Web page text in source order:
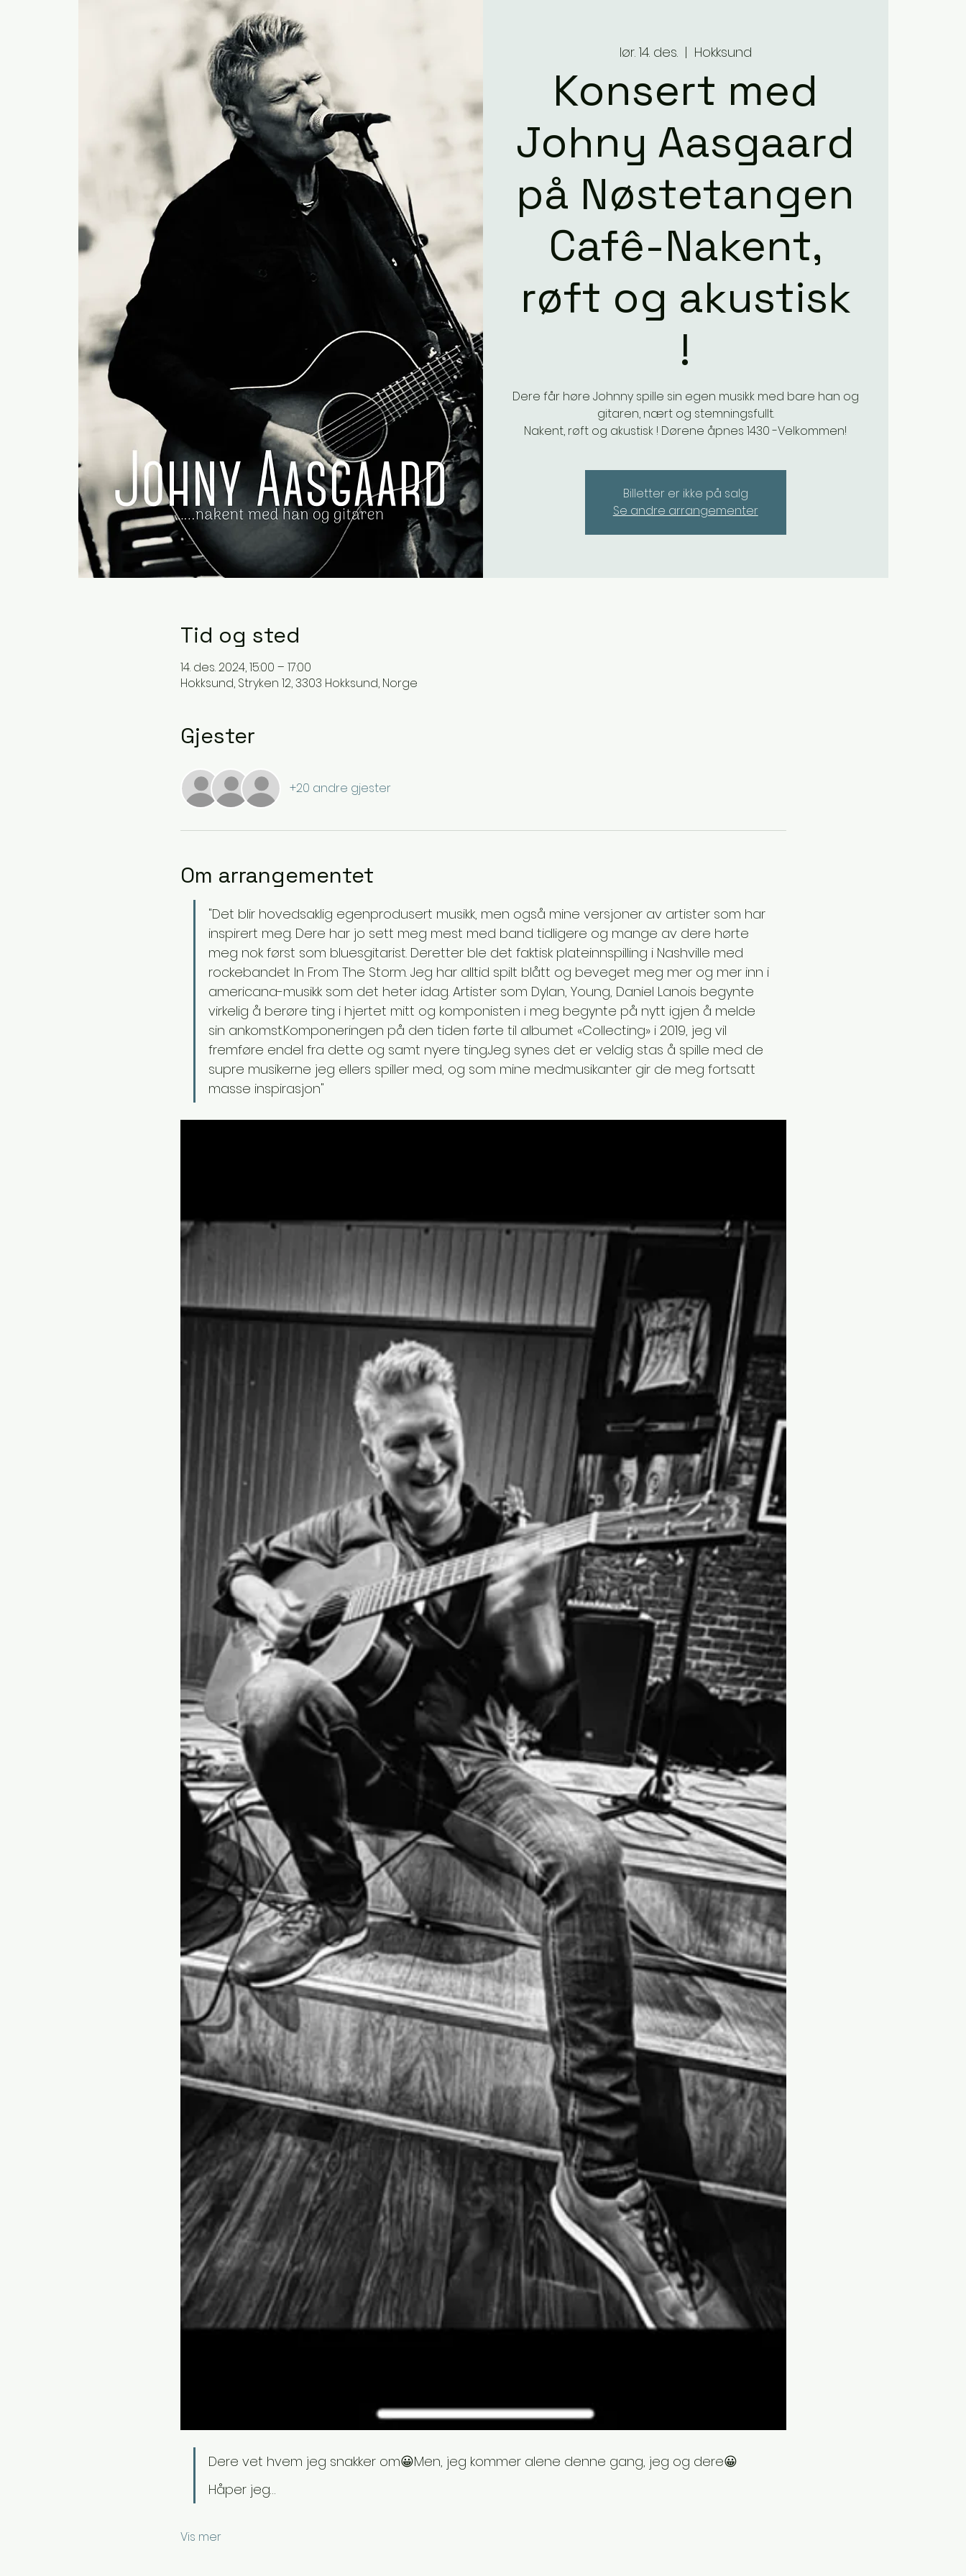
lør. 14. des.
  |
Hokksund
Konsert med
Johny Aasgaard
på Nøstetangen
Cafê-Nakent,
røft og akustisk
!
Dere får høre Johnny spille sin egen musikk med bare han og
gitaren, nært og stemningsfullt.
Nakent, røft og akustisk ! Dørene åpnes 1430 -Velkommen!
Billetter er ikke på salg
Se andre arrangementer
Tid og sted
14. des. 2024, 15:00 – 17:00
Hokksund, Stryken 12, 3303 Hokksund, Norge
Gjester
+20 andre gjester
Om arrangementet
"Det blir hovedsaklig egenprodusert musikk, men også mine versjoner av artister som har
inspirert meg. Dere har jo sett meg mest med band tidligere og mange av dere hørte
meg nok først som bluesgitarist. Deretter ble det faktisk plateinnspilling i Nashville med
rockebandet In From The Storm. Jeg har alltid spilt blått og beveget meg mer og mer inn i
americana-musikk som det heter idag. Artister som Dylan, Young, Daniel Lanois begynte
virkelig å berøre ting i hjertet mitt og komponisten i meg begynte på nytt igjen å melde
sin ankomst.Komponeringen på den tiden førte til albumet «Collecting» i 2019, jeg vil
fremføre endel fra dette og samt nyere ting.Jeg synes det er veldig stas å spille med de
supre musikerne jeg ellers spiller med, og som mine medmusikanter gir de meg fortsatt
masse inspirasjon"
Dere vet hvem jeg snakker om😀Men, jeg kommer alene denne gang, jeg og dere😀
Håper jeg…
Vis mer